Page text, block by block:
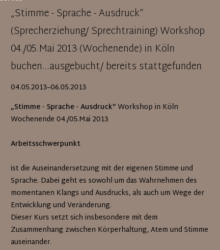
„Stimme - Sprache - Ausdruck“
(Sprecherziehung/ Sprechtraining) Workshop
04./05.Mai 2013 (Wochenende) in Köln
buchen...ausgebucht/ bereits stattgefunden
04.05.2013–06.05.2013
„Stimme - Sprache - Ausdruck“ Workshop in Köln
Wochenende 04./05.Mai 2013
Arbeitsschwerpunkt
ist die Auseinandersetzung mit der eigenen Stimme und
Sprache. Dabei geht es sowohl um das Wahrnehmen des
momentanen Klangs und Ausdrucks, als auch um Wege der
Entwicklung und Veränderung.
Dieser Kurs setzt sich insbesondere mit dem
Zusammenhang zwischen Körperhaltung, Atem und Stimme
auseinander.